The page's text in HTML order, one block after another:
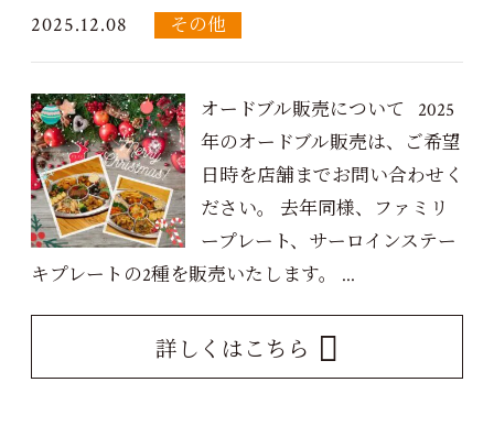
2025.12.08 その他
オードブル販売について 2025
年のオードブル販売は、ご希望
日時を店舗までお問い合わせく
ださい。 去年同様、ファミリ
ープレート、サーロインステー
キプレートの2種を販売いたします。 ...
詳しくはこちら